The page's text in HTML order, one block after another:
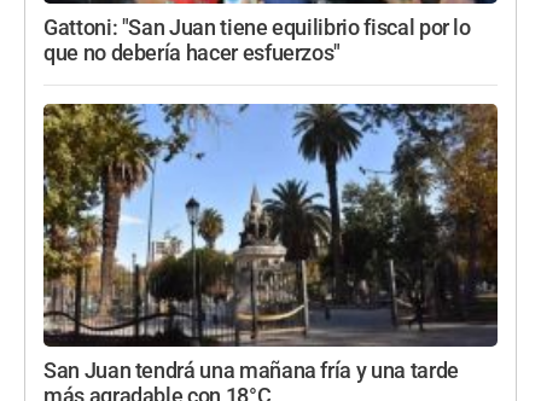
Gattoni: "San Juan tiene equilibrio fiscal por lo
que no debería hacer esfuerzos"
San Juan tendrá una mañana fría y una tarde
más agradable con 18°C